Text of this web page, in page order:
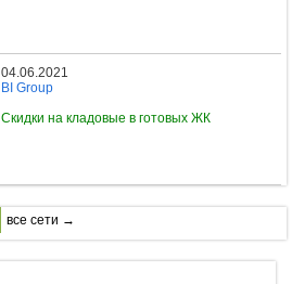
04.06.2021
BI Group
Скидки на кладовые в готовых ЖК
все сети →